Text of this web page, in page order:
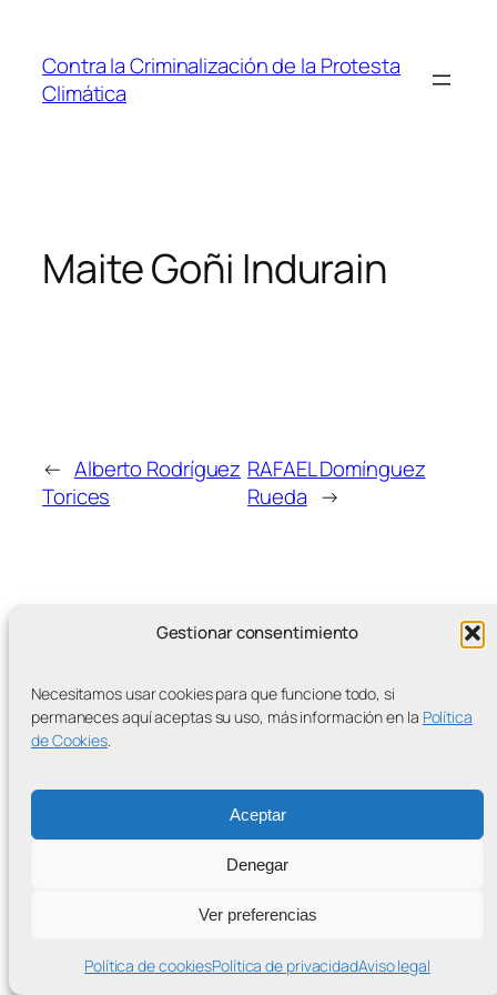
Gestionar consentimiento
Necesitamos usar cookies para que funcione todo, si
permaneces aquí aceptas su uso, más información en la Política
de Cookies.
Aceptar
Denegar
Ver preferencias
Política de cookiesPolítica de privacidadAviso legal
contenido
Contra la Criminalización de la Protesta
Climática
Maite Goñi Indurain
← Alberto Rodríguez
Torices
RAFAEL Domínguez
Rueda →
WordPress